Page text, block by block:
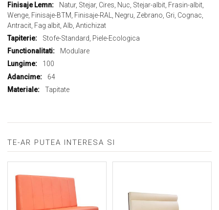
Natur, Stejar, Cires, Nuc, Stejar-albit, Frasin-albit,
Wenge, Finisaje-BTM, Finisaje-RAL, Negru, Zebrano, Gri, Cognac,
Antracit, Fag albit, Alb, Antichizat
Stofe-Standard, Piele-Ecologica
Modulare
100
64
Tapitate
TE-AR PUTEA INTERESA SI